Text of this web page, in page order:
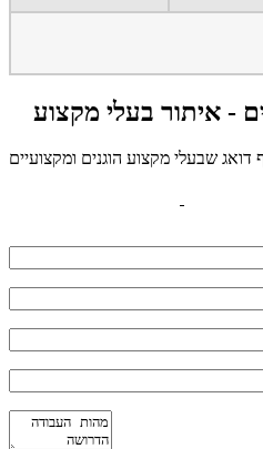
- איתור בעלי מקצוע
שבעלי מקצוע הוגנים ומקצועיים